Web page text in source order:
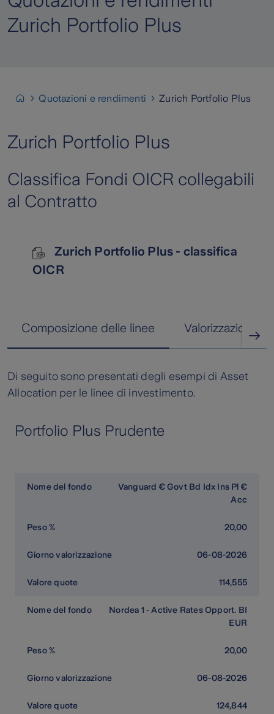
Zurich Portfolio Plus
Quotazioni e rendimenti Zurich Portfolio Plus
Zurich Portfolio Plus
Classifica Fondi OICR collegabili
al Contratto
Zurich Portfolio Plus - classifica
OICR
Composizione delle linee Valorizzazione
Di seguito sono presentati degli esempi di Asset
Allocation per le linee di investimento.
Portfolio Plus Prudente
Vanguard € Govt Bd Idx Ins Pl €
Acc
20,00
06-08-2026
114,555
Nordea 1 - Active Rates Opport. BI
EUR
20,00
06-08-2026
124,844